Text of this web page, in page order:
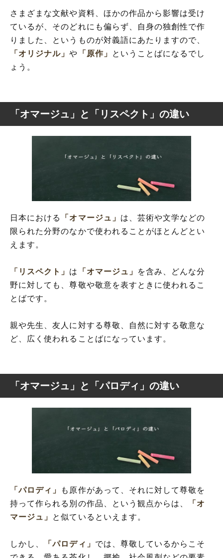
さまざまな文献や資料、ほかの作品から影響は受け
ているが、そのどれにも偏らず、自身の独創性で作
りました、というものが対義語にあたりますので、
「オリジナル」や 「原作」
ということばになるでし
ょう。
「オマージュ」と「リスペクト」の違い
日本における 「オマージュ」 は、芸術や文学などの
限られた分野のなかで使われることがほとんどとい
えます。
「リスペクト」 は 「オマージュ」
を含み、どんな分
野に対しても、尊敬や敬意を表すときに使われるこ
とばです。
親や先生、友人に対する尊敬、自然に対する敬意な
ど、広く使われることばになっています。
「オマージュ」と「パロディ」の違い
「パロディ」
も原作があって、それに対して尊敬を
持って作られる別の作品、という観点からは、
「オ
マージュ」 と似ているといえます。
しかし、 「パロディ」 では、尊敬しているからこそ